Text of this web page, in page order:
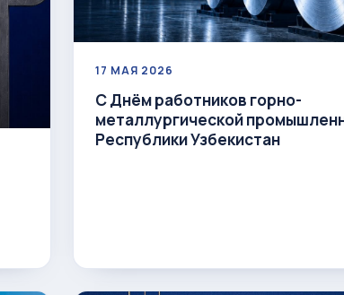
17 МАЯ 2026
С Днём работников горно-
металлургической
Республики Узбекистан